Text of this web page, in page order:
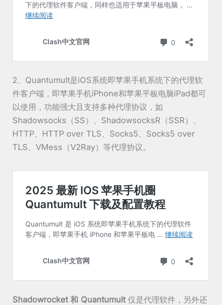
2、Quantumult是iOS系统即苹果手机系统下的代理软
件客户端，即苹果手机iPhone和苹果平板电脑iPad都可
以使用，功能强大且支持多种代理协议，如
Shadowsocks（SS）、ShadowsocksR（SSR）、
HTTP、HTTP over TLS、Socks5、Socks5 over
TLS、VMess（V2Ray）等代理协议。
Shadowrocket 和 Quantumult仅是代理软件，另外还